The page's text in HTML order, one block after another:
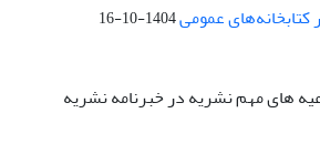
عمومی1404-10-16
های مهم نشریه در خبرنامه نشریه